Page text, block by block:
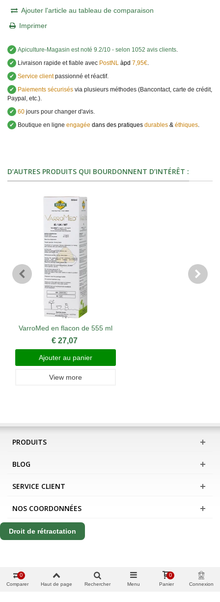
Ajouter l'article au tableau de comparaison
Imprimer
✔ Apiculture-Magasin est noté 9.2/10 - selon 1052 avis clients.
✔
Livraison rapide et fiable avec PostNL àpd 7,95€.
✔ Service clientpassionné et réactif.
✔
Paiements sécurisés via plusieurs méthodes (Bancontact, carte de crédit,
Paypal, etc.).
✔ 60 jours pour changer d'avis.
✔
Boutique en ligne engagée dans des pratiques durables & éthiques.
D’AUTRES PRODUITS QUI BOURDONNENT D’INTÉRÊT :
VarroMed en flacon de 555 ml
€ 27,07
Ajouter au panier
View more
PRODUITS
BLOG
SERVICE CLIENT
NOS COORDONNÉES
Droit de rétractation
Comparer
0
Haut de page Rechercher Menu Panier
0
Connexion